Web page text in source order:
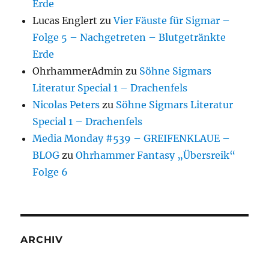
Erde
Lucas Englert zuVier Fäuste für Sigmar –
Folge 5 – Nachgetreten – Blutgetränkte
Erde
OhrhammerAdmin zu Söhne Sigmars
Literatur Special 1 – Drachenfels
Nicolas Peters zu Söhne Sigmars Literatur
Special 1 – Drachenfels
Media Monday #539 – GREIFENKLAUE –
BLOG zuOhrhammer Fantasy „Übersreik“
Folge 6
ARCHIV